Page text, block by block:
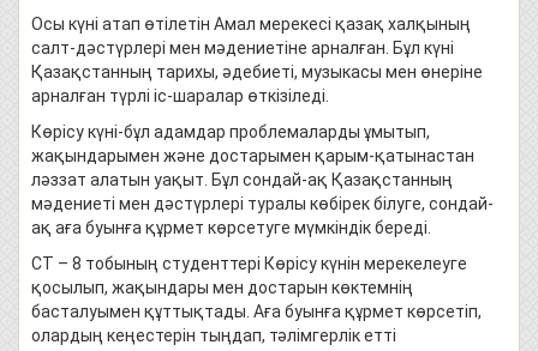
Осы күні атап өтілетін Амал мерекесі қазақ халқының
салт-дәстүрлері мен мәдениетіне арналған. Бұл күні
Қазақстанның тарихы, әдебиеті, музыкасы мен өнеріне
арналған түрлі іс-шаралар өткізіледі.
Көрісу күні-бұл адамдар проблемаларды ұмытып,
жақындарымен және достарымен қарым-қатынастан
ләззат алатын уақыт. Бұл сондай-ақ Қазақстанның
мәдениеті мен дәстүрлері туралы көбірек білуге, сондай-
ақ аға буынға құрмет көрсетуге мүмкіндік береді.
СТ – 8 тобының студенттері Көрісу күнін мерекелеуге
қосылып, жақындары мен достарын көктемнің
басталуымен құттықтады. Аға буынға құрмет көрсетіп,
олардың кеңестерін тыңдап, тәлімгерлік етті